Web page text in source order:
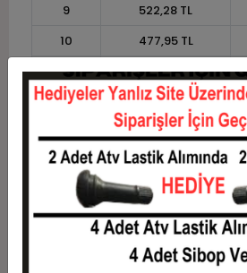
9
522,28 TL
10
477,95 TL
11
438,09 TL
12
408,17 TL
Taksit Taksit Tutarı
1
3.950,00 TL
1.975,00 TL